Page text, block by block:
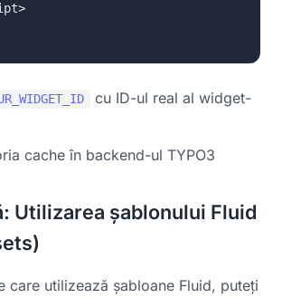
cu ID-ul real al widget-
cache în backend-ul TYPO3
Utilizarea șablonului Fluid
care utilizează șabloane Fluid, puteți